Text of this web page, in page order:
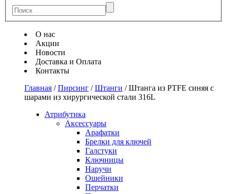
О нас
Акции
Новости
Доставка и Оплата
Контакты
Главная /Пирсинг /Штанги /Штанга из PTFE синяя с
шарами из хирургической стали 316L
Атрибутика
Аксессуары
Арафатки
Брелки для ключей
Галстуки
Ключницы
Наручи
Ошейники
Перчатки